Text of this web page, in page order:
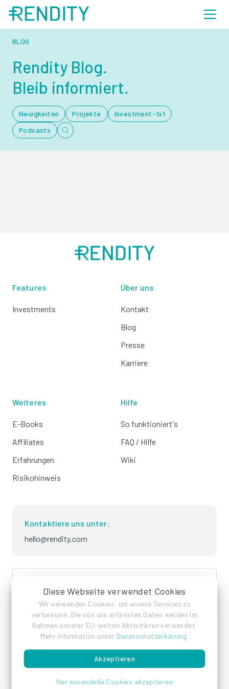
Diese Webseite verwendet Cookies
Wir verwenden Cookies, um unsere Services zu
verbessern. Die von uns erfassten Daten werden im
Rahmen unserer EU-weiten Aktivitäten verwendet.
Mehr Information unter Datenschutzerkärung.
Akzeptieren
Nur essenzielle Cookies akzeptieren
BLOG
Rendity Blog.
Bleib informiert.
Neuigkeiten Projekte
Investment-1x1
Podcasts
Features
Investments
Über uns
Kontakt
Blog
Presse
Karriere
Weiteres
E-Books
Affiliates
Erfahrungen
Risikohinweis
Hilfe
So funktioniert's
FAQ / Hilfe
Wiki
Kontaktiere uns unter:
hello@rendity.com
language
ImpressumDatenschutzAGB